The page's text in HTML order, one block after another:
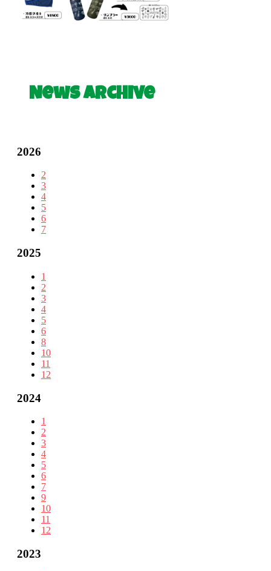
News Archive
2026
2
3
4
5
6
7
2025
1
2
3
4
5
6
8
10
11
12
2024
1
2
3
4
5
6
7
9
10
11
12
2023